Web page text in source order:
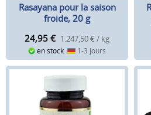
Rasayana pour la saison
froide, 20 g
24,95 € 1.247,50 € / kg
en stock 1-3 jours